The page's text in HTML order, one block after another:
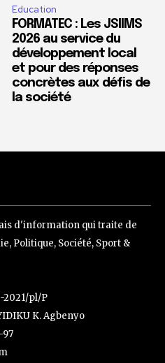
Education
FORMATEC : Les JSIIMS
2026 au service du
développement local
et pour des réponses
concrètes aux défis de
la société
d'information qui traite de
Politique, Société, Sport &
2021/pl/P
K. Agbenyo
97